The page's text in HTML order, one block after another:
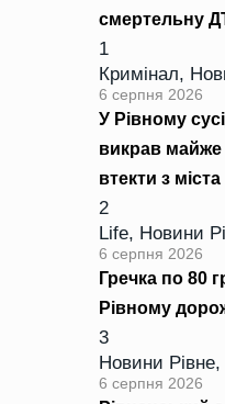
смертельну
1
Кримінал,
6 серпня 2026
У Рівному
викрав майже
втекти з міста
2
Life, Новини
6 серпня 2026
Гречка по 80
Рівному
3
Новини Рівне,
6 серпня 2026